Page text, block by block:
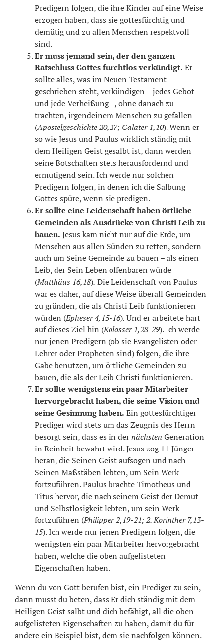
Predigern folgen, die ihre Kinder auf eine Weise
erzogen haben, dass sie gottesfürchtig und
demütig und zu allen Menschen respektvoll
sind.
Er muss jemand sein, der den ganzen
Ratschluss Gottes furchtlos verkündigt. Er
sollte alles, was im Neuen Testament
geschrieben steht, verkündigen – jedes Gebot
und jede Verheißung –, ohne danach zu
trachten, irgendeinem Menschen zu gefallen
(Apostelgeschichte 20,27; Galater 1,10). Wenn er
so wie Jesus und Paulus wirklich ständig mit
dem Heiligen Geist gesalbt ist, dann werden
seine Botschaften stets herausfordernd und
ermutigend sein. Ich werde nur solchen
Predigern folgen, in denen ich die Salbung
Gottes spüre, wenn sie predigen.
Er sollte eine Leidenschaft haben örtliche
Gemeinden als Ausdrücke von Christi Leib zu
bauen. Jesus kam nicht nur auf die Erde, um
Menschen aus allen Sünden zu retten, sondern
auch um Seine Gemeinde zu bauen – als einen
Leib, der Sein Leben offenbaren würde
(Matthäus 16,18). Die Leidenschaft von Paulus
war es daher, auf diese Weise überall Gemeinden
zu gründen, die als Christi Leib funktionieren
würden (Epheser 4,15-16).Und er arbeitete hart
auf dieses Ziel hin (Kolosser 1,28-29). Ich werde
nur jenen Predigern (ob sie Evangelisten oder
Lehrer oder Propheten sind) folgen, die ihre
Gabe benutzen, um örtliche Gemeinden zu
bauen, die als der Leib Christi funktionieren.
Er sollte wenigstens ein paar Mitarbeiter
hervorgebracht haben, die seine Vision und
seine Gesinnung haben. Ein gottesfürchtiger
Prediger wird stets um das Zeugnis des Herrn
besorgt sein, dass es in dernächsten Generation
in Reinheit bewahrt wird. Jesus zog 11 Jünger
heran, die Seinen Geist aufsogen und nach
Seinen Maßstäben lebten, um Sein Werk
fortzuführen. Paulus brachte Timotheus und
Titus hervor, die nach seinem Geist der Demut
und Selbstlosigkeit lebten, um sein Werk
fortzuführen (Philipper 2,19-21; 2. Korinther 7,13-
15). Ich werde nur jenen Predigern folgen, die
wenigsten ein paar Mitarbeiter hervorgebracht
haben, welche die oben aufgelisteten
Eigenschaften haben.
Wenn du von Gott berufen bist, ein Prediger zu sein,
dann musst du beten, dass Er dich ständig mit dem
Heiligen Geist salbt und dich befähigt, all die oben
aufgelisteten Eigenschaften zu haben, damit du für
andere ein Beispiel bist, dem sie nachfolgen können.